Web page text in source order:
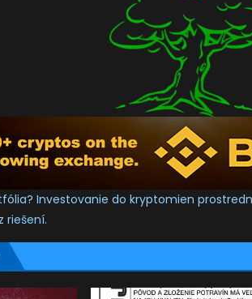
Investovanie do kryptomien
riešení.